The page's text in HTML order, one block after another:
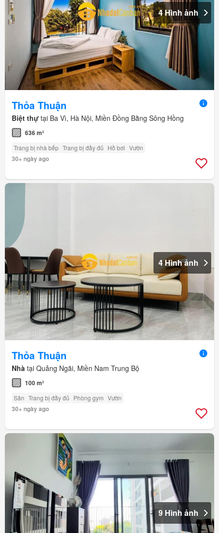
4 Hình ảnh
Thỏa Thuận
Biệt thự tại Ba Vì, Hà Nội, Miền Đồng Bằng Sông Hồng
636 m²
Trang bị nhà bếp Trang bị đầy đủ Hồ bơi Vườn
30+ ngày ago
4 Hình ảnh
Thỏa Thuận
Nhà tại Quảng Ngãi, Miền Nam Trung Bộ
100 m²
Sân Trang bị đầy đủ Phòng gym Vườn
30+ ngày ago
9 Hình ảnh